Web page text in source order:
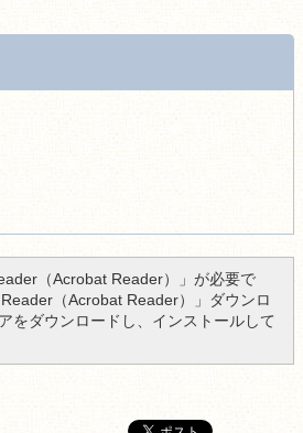
（Acrobat Reader）」が必要で
（Acrobat Reader）」ダウンロ
をダウンロードし、インストールして